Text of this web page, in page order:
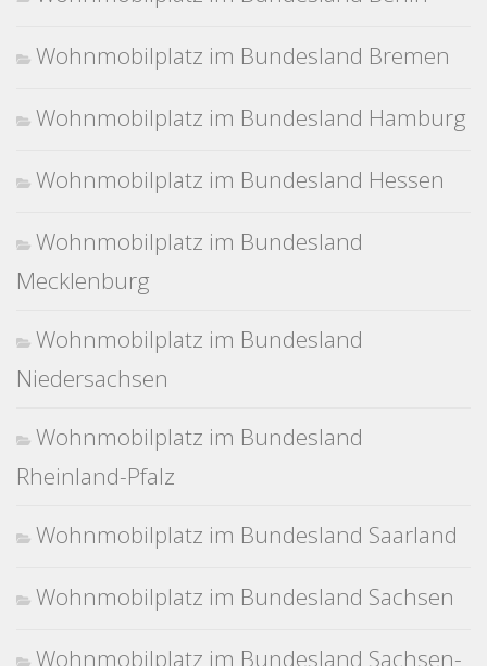
Wohnmobilplatz im Bundesland Bremen
Wohnmobilplatz im Bundesland Hamburg
Wohnmobilplatz im Bundesland Hessen
Wohnmobilplatz im Bundesland
Mecklenburg
Wohnmobilplatz im Bundesland
Niedersachsen
Wohnmobilplatz im Bundesland
Rheinland-Pfalz
Wohnmobilplatz im Bundesland Saarland
Wohnmobilplatz im Bundesland Sachsen
Wohnmobilplatz im Bundesland Sachsen-